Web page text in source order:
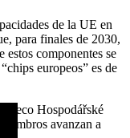
de la UE en
para finales de 2030,
componentes se
europeos” es de
checo Hospodářské
avanzan a